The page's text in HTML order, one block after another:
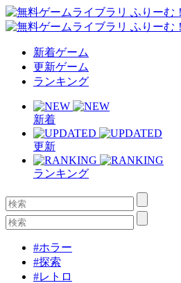
新着ゲーム
更新ゲーム
ランキング
新着
更新
ランキング
#ホラー
#探索
#レトロ